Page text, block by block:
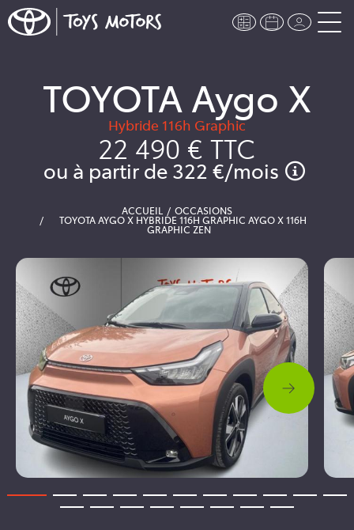
TOYOTA Aygo X
Hybride 116h Graphic
22 490 € TTC
ou à partir de 322 €/mois
ACCUEIL OCCASIONS
TOYOTA AYGO X HYBRIDE 116H GRAPHIC AYGO X 116H
GRAPHIC ZEN